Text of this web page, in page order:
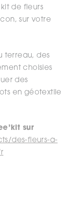
de fleurs
sur votre
terreau, des
choisies
des
en géotextile
sur
des-fleurs-a-